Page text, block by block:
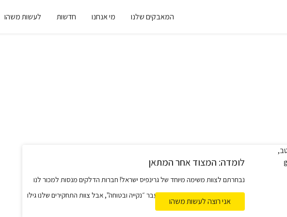
המאבקים שלנו מי אנחנו חדשות לעשות משהו
לומדה: המצוד אחר המתאן
נבחרתם לצוות משימה מיוחד של גרינפיס ישראל! חברות הדלקים מנסות למכור לנו
סיפור על הגז שמדובר באנרגיית מעבר ״נקייה ובטוחה", אבל צוות התחקירים שלנו גילו
את האמת המלוכלכת
אני רוצה לעשות משהו